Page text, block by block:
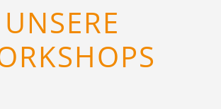
UNSERE